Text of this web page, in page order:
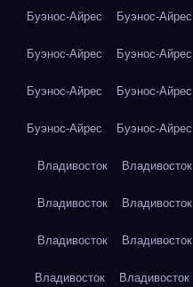
Буэнос-Айрес Буэнос-Айрес
Буэнос-Айрес Буэнос-Айрес
Буэнос-Айрес Буэнос-Айрес
Буэнос-Айрес Буэнос-Айрес
Владивосток Владивосток
Владивосток Владивосток
Владивосток Владивосток
Владивосток Владивосток